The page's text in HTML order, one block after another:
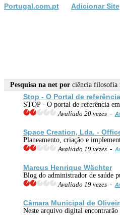
Portugal.com.pt Adicionar Site
Pesquisa na net por ciência filosofia
Stop - O Portal de
STOP - O portal de referência
Avaliado 20 vezes -
Space Creation, Lda. -
Planeamento, criação e
Avaliado 19 vezes -
Marcus Henrique Wächter
Blog do administrador de saúde
Avaliado 19 vezes -
Câmara Municipal de
Neste arquivo digital encontrarão